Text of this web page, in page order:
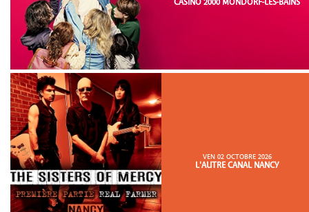
CASINO 2000 MONDORF-LES-BAINS
VEN 02 OCTOBRE 2026
L'AUTRE CANAL NANCY